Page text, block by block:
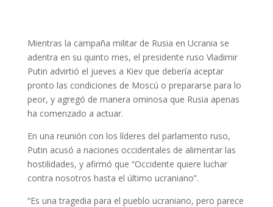
Mientras la campaña militar de Rusia en Ucrania se
adentra en su quinto mes, el presidente ruso Vladimir
Putin advirtió el jueves a Kiev que debería aceptar
pronto las condiciones de Moscú o prepararse para lo
peor, y agregó de manera ominosa que Rusia apenas
ha comenzado a actuar.
En una reunión con los líderes del parlamento ruso,
Putin acusó a naciones occidentales de alimentar las
hostilidades, y afirmó que “Occidente quiere luchar
contra nosotros hasta el último ucraniano”.
“Es una tragedia para el pueblo ucraniano, pero parece